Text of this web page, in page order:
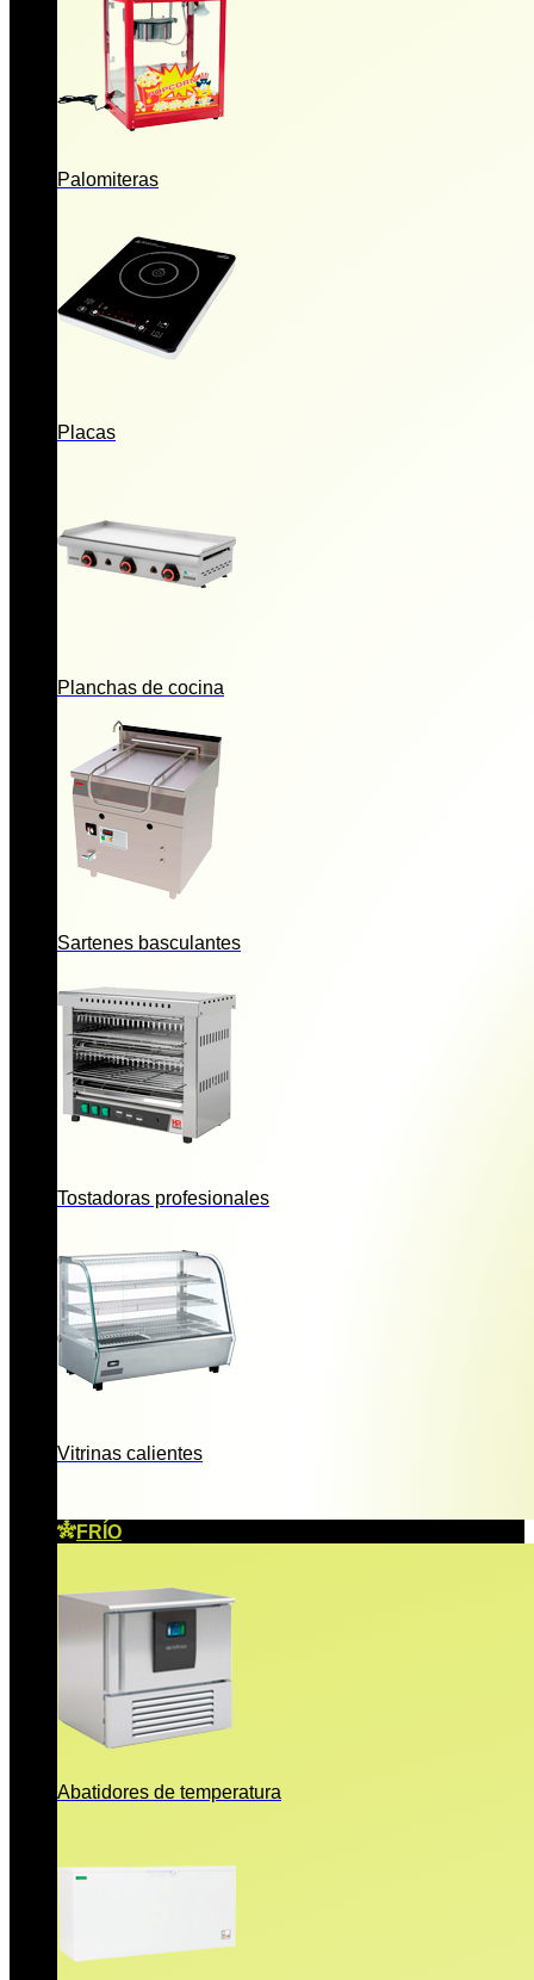
Palomiteras
Placas
Planchas de cocina
Sartenes basculantes
Tostadoras profesionales
Vitrinas calientes
FRÍO
Abatidores de temperatura